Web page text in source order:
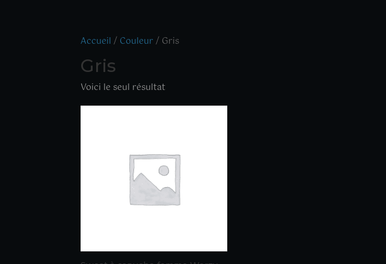
Accueil / Couleur/ Gris
Gris
Voici le seul résultat